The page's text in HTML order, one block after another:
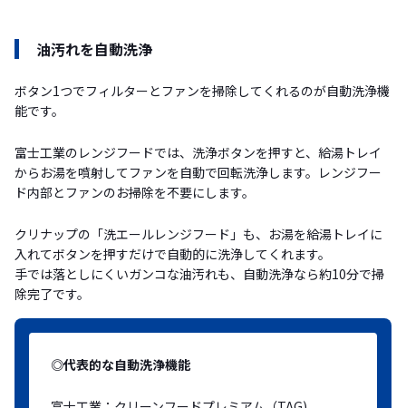
油汚れを自動洗浄
ボタン1つでフィルターとファンを掃除してくれるのが自動洗浄機
能です。
富士工業のレンジフードでは、洗浄ボタンを押すと、給湯トレイ
からお湯を噴射してファンを自動で回転洗浄します。レンジフー
ド内部とファンのお掃除を不要にします。
クリナップの「洗エールレンジフード」も、お湯を給湯トレイに
入れてボタンを押すだけで自動的に洗浄してくれます。
手では落としにくいガンコな油汚れも、自動洗浄なら約10分で掃
除完了です。
◎代表的な自動洗浄機能